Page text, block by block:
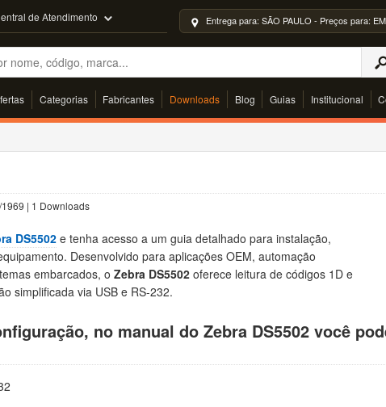
de Atendimento Entrega para: SÃO PAULO - Preços para:
Categorias Fabricantes Downloads Blog Guias Institucional
| 1 Downloads
DS5502 e tenha acesso a um guia detalhado para instalação,
Desenvolvido para aplicações OEM, automação
embarcados, oZebra DS5502 oferece leitura de códigos 1D e
simplificada via USB e RS-232.
no manual do Zebra DS5502 você